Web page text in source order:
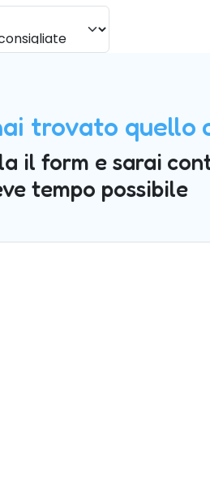
trovato quello
il form e sarai
tempo possibile